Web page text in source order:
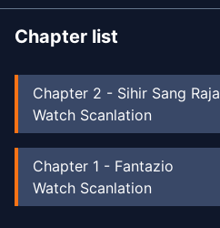
Chapter list
Chapter 2 - Sihir Sang Raja
Watch Scanlation
Chapter 1 - Fantazio
Watch Scanlation